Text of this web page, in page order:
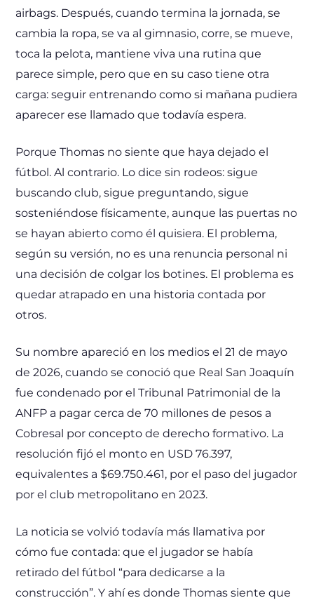
airbags. Después, cuando termina la jornada, se
cambia la ropa, se va al gimnasio, corre, se mueve,
toca la pelota, mantiene viva una rutina que
parece simple, pero que en su caso tiene otra
carga: seguir entrenando como si mañana pudiera
aparecer ese llamado que todavía espera.
Porque Thomas no siente que haya dejado el
fútbol. Al contrario. Lo dice sin rodeos: sigue
buscando club, sigue preguntando, sigue
sosteniéndose físicamente, aunque las puertas no
se hayan abierto como él quisiera. El problema,
según su versión, no es una renuncia personal ni
una decisión de colgar los botines. El problema es
quedar atrapado en una historia contada por
otros.
Su nombre apareció en los medios el 21 de mayo
de 2026, cuando se conoció que Real San Joaquín
fue condenado por el Tribunal Patrimonial de la
ANFP a pagar cerca de 70 millones de pesos a
Cobresal por concepto de derecho formativo. La
resolución fijó el monto en USD 76.397,
equivalentes a $69.750.461, por el paso del jugador
por el club metropolitano en 2023.
La noticia se volvió todavía más llamativa por
cómo fue contada: que el jugador se había
retirado del fútbol “para dedicarse a la
construcción”. Y ahí es donde Thomas siente que